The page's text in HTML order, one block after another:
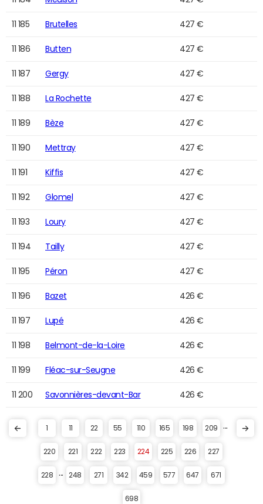
11 185 Brutelles 427 €
11 186 Butten 427 €
11 187 Gergy 427 €
11 188 La Rochette 427 €
11 189 Bèze 427 €
11 190 Mettray 427 €
11 191 Kiffis 427 €
11 192 Glomel 427 €
11 193 Loury 427 €
11 194 Tailly 427 €
11 195 Péron 427 €
11 196 Bazet 426 €
11 197 Lupé 426 €
11 198 Belmont-de-la-Loire 426 €
11 199 Fléac-sur-Seugne 426 €
11 200 Savonnières-devant-Bar 426 €
1 11 22 55 110 165 198 209
220 221 222 223 224 225 226 227
228 248 271 342 459 577 647 671
698